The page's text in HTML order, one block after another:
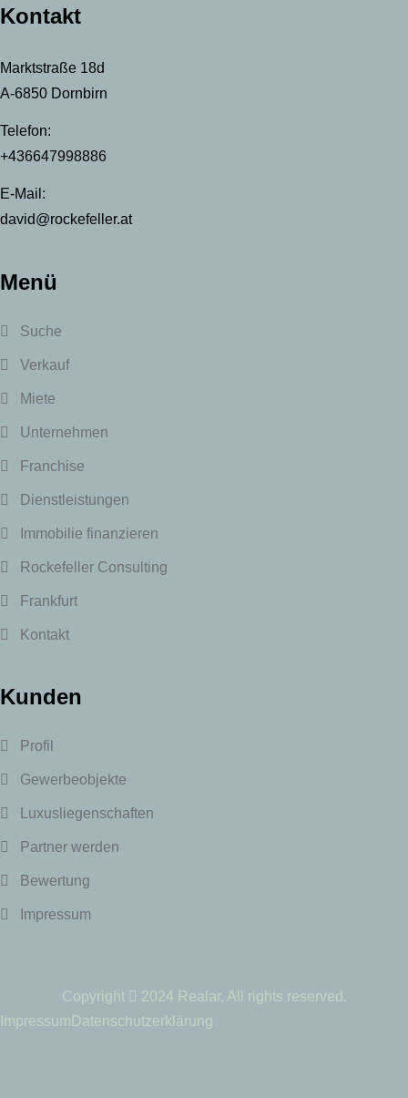
Kontakt
Marktstraße 18d
A-6850 Dornbirn
Telefon:
+436647998886
E-Mail:
david@rockefeller.at
Menü
Suche
Verkauf
Miete
Unternehmen
Franchise
Dienstleistungen
Immobilie finanzieren
Rockefeller Consulting
Frankfurt
Kontakt
Kunden
Profil
Gewerbeobjekte
Luxusliegenschaften
Partner werden
Bewertung
Impressum
Copyright 2024 Realar, All rights reserved.
Impressum Datenschutzerklärung